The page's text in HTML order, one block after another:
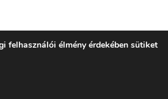
felhasználói élmény érdekében sütiket